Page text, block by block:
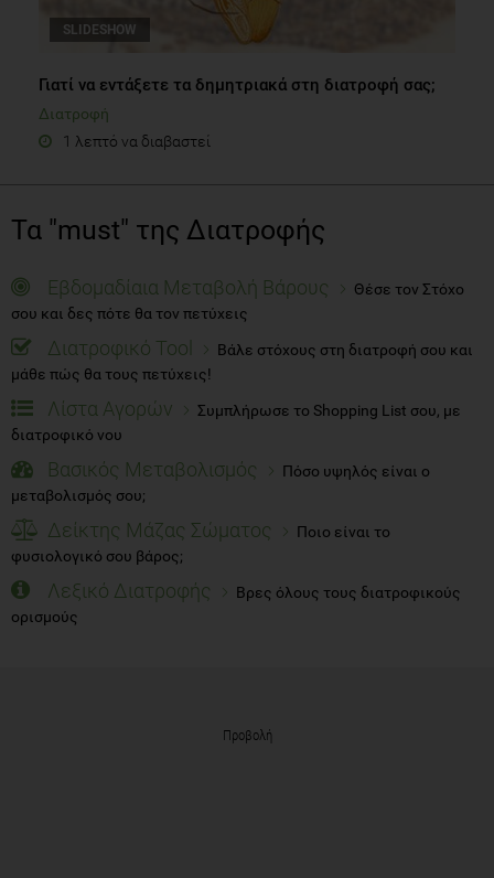
SLIDESHOW
Γιατί να εντάξετε τα δημητριακά στη διατροφή σας;
Διατροφή
1 λεπτό να διαβαστεί
Τα "must" της Διατροφής
Εβδομαδίαια Μεταβολή Βάρους
Θέσε τον Στόχο
σου και δες πότε θα τον πετύχεις
Διατροφικό Tool
Βάλε στόχους στη διατροφή σου και
μάθε πώς θα τους πετύχεις!
Λίστα Αγορών
Συμπλήρωσε το Shopping List σου, με
διατροφικό νου
Βασικός Μεταβολισμός
Πόσο υψηλός είναι ο
μεταβολισμός σου;
Δείκτης Μάζας Σώματος
Ποιο είναι το
φυσιολογικό σου βάρος;
Λεξικό Διατροφής
Βρες όλους τους διατροφικούς
ορισμούς
Προβολή